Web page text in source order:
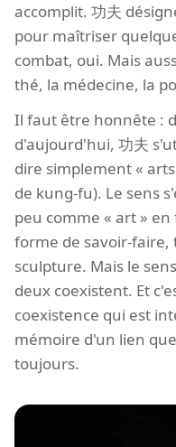
accomplit. 功夫
pour maîtriser
combat, oui. Mais
thé, la médecine, la
Il faut être honnête :
d'aujourd'hui, 功夫
dire simplement «
de kung-fu). Le sens
peu comme « art »
forme de savoir-
sculpture. Mais le
deux coexistent. Et
coexistence qui est
mémoire d'un lien
toujours.